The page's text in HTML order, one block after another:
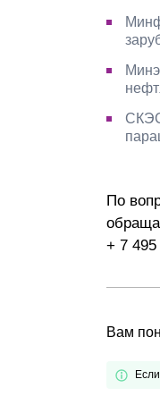
По
+ 7 495
Вам